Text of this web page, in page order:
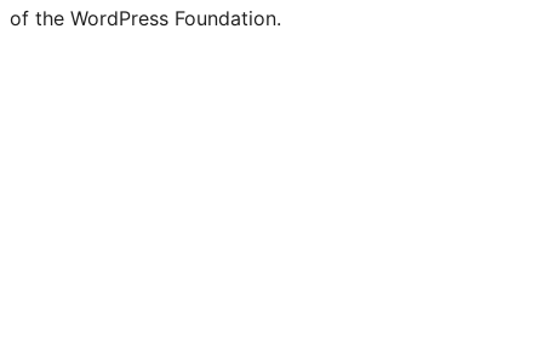
of the WordPress Foundation.